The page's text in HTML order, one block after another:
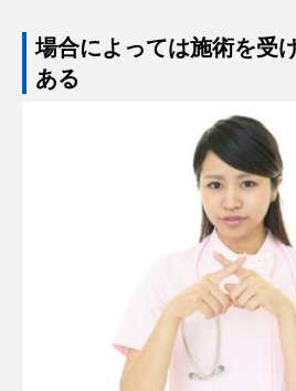
場合によっては施術を受
ある